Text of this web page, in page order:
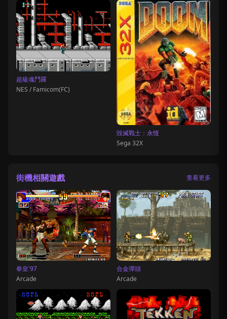
超級魂鬥羅
NES / Famicom(FC)
毀滅戰士：永恆
Sega 32X
街機相關遊戲 查看更多
拳皇'97
Arcade
合金彈頭
Arcade